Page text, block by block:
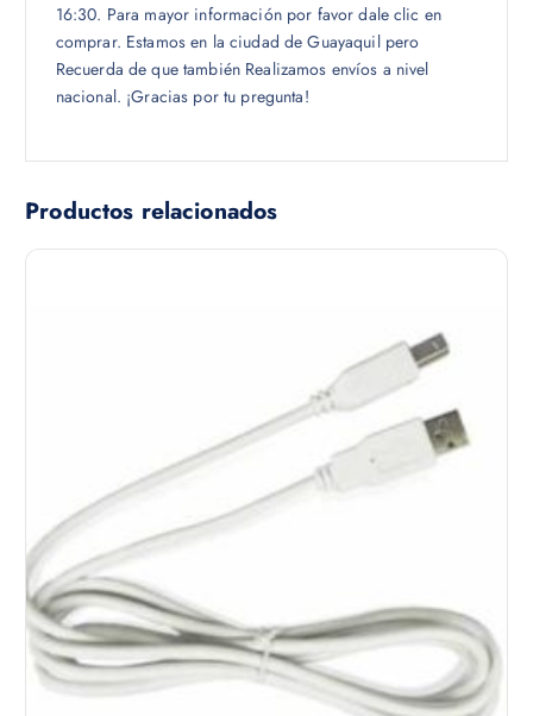
16:30. Para mayor información por favor dale clic en
comprar. Estamos en la ciudad de Guayaquil pero
Recuerda de que también Realizamos envíos a nivel
nacional. ¡Gracias por tu pregunta!
Productos relacionados